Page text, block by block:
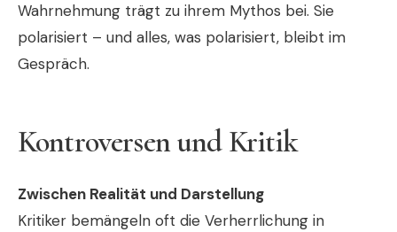
Wahrnehmung trägt zu ihrem Mythos bei. Sie
polarisiert – und alles, was polarisiert, bleibt im
Gespräch.
Kontroversen und Kritik
Zwischen Realität und Darstellung
Kritiker bemängeln oft die Verherrlichung in